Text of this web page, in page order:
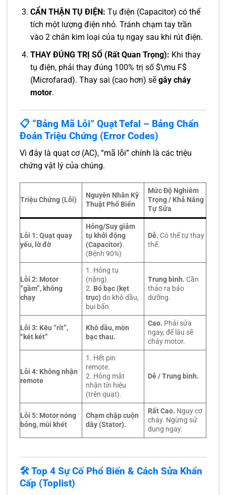
CẨN THẬN TỤ ĐIỆN: Tụ điện (Capacitor) có thể
tích một lượng điện nhỏ. Tránh chạm tay trần
vào 2 chân kim loại của tụ ngay sau khi rút điện.
THAY ĐÚNG TRỊ SỐ (Rất Quan Trọng): Khi thay
tụ điện, phải thay đúng 100% trị số $\mu F$
(Microfarad). Thay sai (cao hơn) sẽ gây cháy
motor.
📋 “Bảng Mã Lỗi” Quạt Tefal – Bảng Chẩn
Đoán Triệu Chứng (Error Codes)
Vì đây là quạt cơ (AC), “mã lỗi” chính là các triệu
chứng vật lý của chúng.
Triệu Chứng (Lỗi)
Nguyên Nhân Kỹ
Thuật Phổ Biến
Mức Độ Nghiêm
Trọng / Khả Năng
Tự Sửa
Lỗi 1: Quạt quay
yếu, lờ đờ
Hỏng/Suy giảm
tụ khởi động
(Capacitor).
(Bệnh 90%)
Dễ. Có thể tự thay
thế.
Lỗi 2: Motor
“gầm”, không
chạy
1. Hỏng tụ
(nặng).
2. Bó bạc (kẹt
trục) do khô dầu,
bụi bẩn.
Trung bình. Cần
tháo ra bảo
dưỡng.
Lỗi 3: Kêu “rít”,
“két két”
Khô dầu, mòn
bạc thau.
Cao. Phải sửa
ngay, để lâu sẽ
cháy motor.
Lỗi 4: Không nhận
remote
1. Hết pin
remote.
2. Hỏng mắt
nhận tín hiệu
(trên quạt).
Dễ / Trung bình.
Lỗi 5: Motor nóng
bỏng, mùi khét
Chạm chập cuộn
dây (Stator).
Rất Cao. Nguy cơ
cháy. Ngừng sử
dụng ngay.
🛠️ Top 4 Sự Cố Phổ Biến & Cách Sửa Khẩn
Cấp (Toplist)